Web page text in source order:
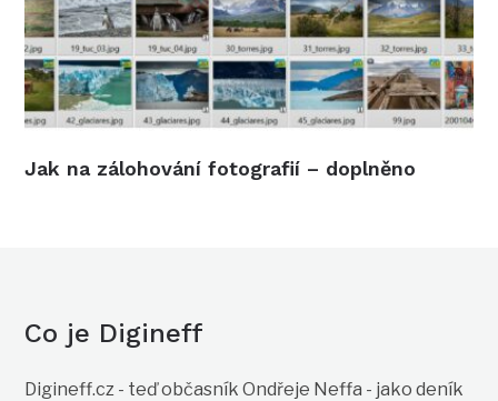
Jak na zálohování fotografií – doplněno
Co je Digineff
Digineff.cz - teď občasník Ondřeje Neffa - jako deník